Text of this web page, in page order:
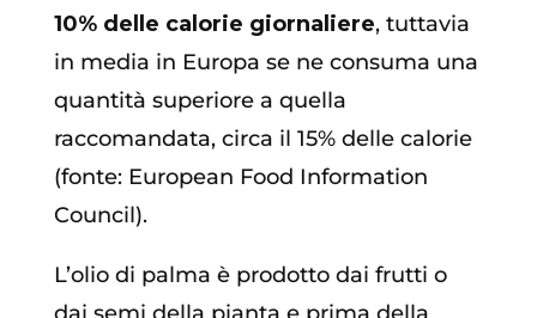
10% delle calorie giornaliere, tuttavia
in media in Europa se ne consuma una
quantità superiore a quella
raccomandata, circa il 15% delle calorie
(fonte: European Food Information
Council).
L’olio di palma è prodotto dai frutti o